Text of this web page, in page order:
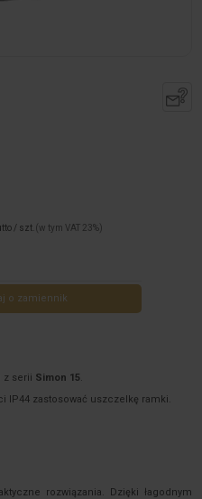
/ szt. (w tym VAT 23%)
o zamiennik
z serii Simon 15.
IP44 zastosować uszczelkę ramki.
rozwiązania. Dzięki łagodnym